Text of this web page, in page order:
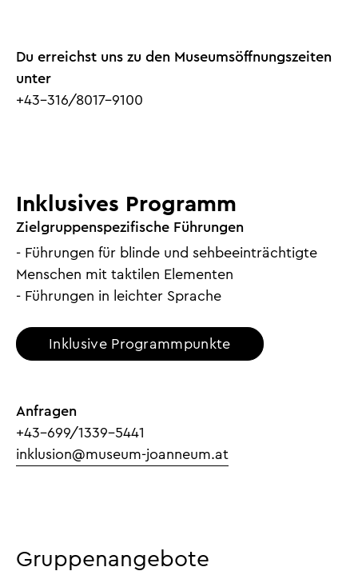
Du erreichst uns zu den Museumsöffnungszeiten
unter
+43-316/8017-9100
Inklusives Programm
Zielgruppenspezifische Führungen
- Führungen für blinde und sehbeeinträchtigte
Menschen mit taktilen Elementen
- Führungen in leichter Sprache
Inklusive Programmpunkte
Anfragen
+43-699/1339-5441
inklusion@museum-joanneum.at
Gruppenangebote